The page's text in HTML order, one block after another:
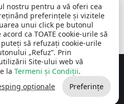
drepturile rezervate
Relații Publice SRL
nostru pentru a vă oferi cea
preferințele și vizitele
unui click pe butonul
ca TOATE cookie-urile să
să refuzați cookie-urile
„Refuz”. Prin
Site-ului web vă
la Termeni și Condiții.
opționale Preferințe